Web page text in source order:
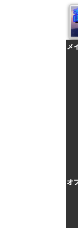
メ
オ